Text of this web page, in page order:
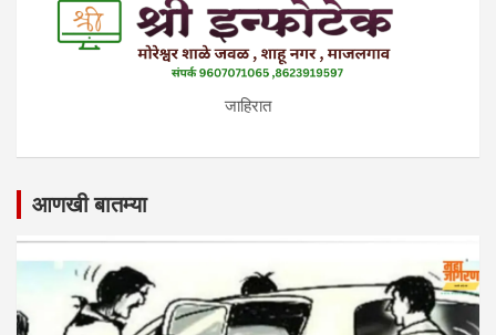
जाहिरात
आणखी बातम्या